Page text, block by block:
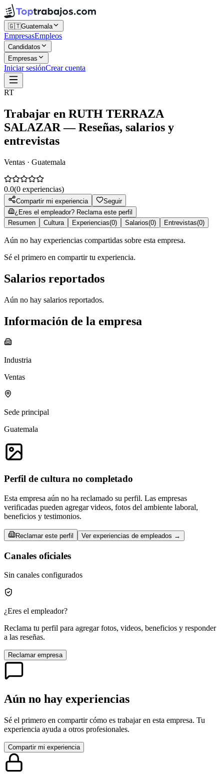
🇬🇹Guatemala
EmpresasEmpleos
Candidatos
Empresas
Iniciar sesiónCrear cuenta
RT
Trabajar en RUTH TERRAZA
SALAZAR — Reseñas, salarios y
entrevistas
Ventas · Guatemala
0.0(0 experiencias)
Compartir mi experiencia
Seguir
¿Eres el empleador? Reclama este perfil
Resumen
Cultura Experiencias(0) Salarios(0) Entrevistas(0)
Aún no hay experiencias compartidas sobre esta empresa.
Sé el primero en compartir tu experiencia.
Salarios reportados
Aún no hay salarios reportados.
Información de la empresa
Industria
Ventas
Sede principal
Guatemala
Perfil de cultura no completado
Esta empresa aún no ha reclamado su perfil. Las empresas
verificadas pueden agregar videos, fotos del ambiente laboral,
beneficios y testimonios.
Reclamar este perfil Ver experiencias de empleados →
Canales oficiales
Sin canales configurados
¿Eres el empleador?
Reclama tu perfil para agregar fotos, videos, beneficios y responder
a las reseñas.
Reclamar empresa
Aún no hay experiencias
Sé el primero en compartir cómo es trabajar en esta empresa. Tu
experiencia ayuda a otros profesionales.
Compartir mi experiencia